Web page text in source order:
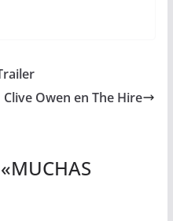
Clive Owen en The Hire
MUCHAS